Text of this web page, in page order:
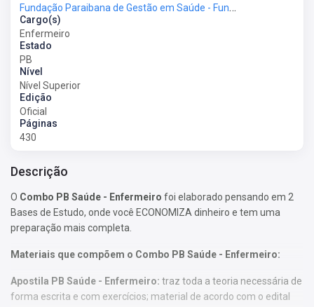
Fundação Paraibana de Gestão em Saúde - Fundação PB Saúde
Cargo(s)
Enfermeiro
Estado
PB
Nível
Nível Superior
Edição
Oficial
Páginas
430
Descrição
O Combo PB Saúde - Enfermeiro foi elaborado pensando em 2
Bases de Estudo, onde você ECONOMIZA dinheiro e tem uma
preparação mais completa.
Materiais que compõem o Combo PB Saúde - Enfermeiro:
Apostila PB Saúde - Enfermeiro: traz toda a teoria necessária de
forma escrita e com exercícios; material de acordo com o edital